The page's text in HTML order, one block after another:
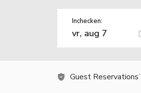
Inchecken:
Guest Reservations